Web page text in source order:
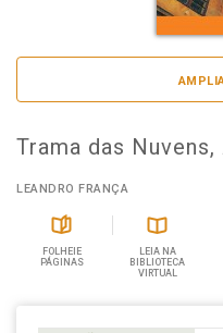
Trama das Nuvens,
LEANDRO FRANÇA
FOLHEIE
PÁGINAS
LEIA NA
BIBLIOTECA
VIRTUAL